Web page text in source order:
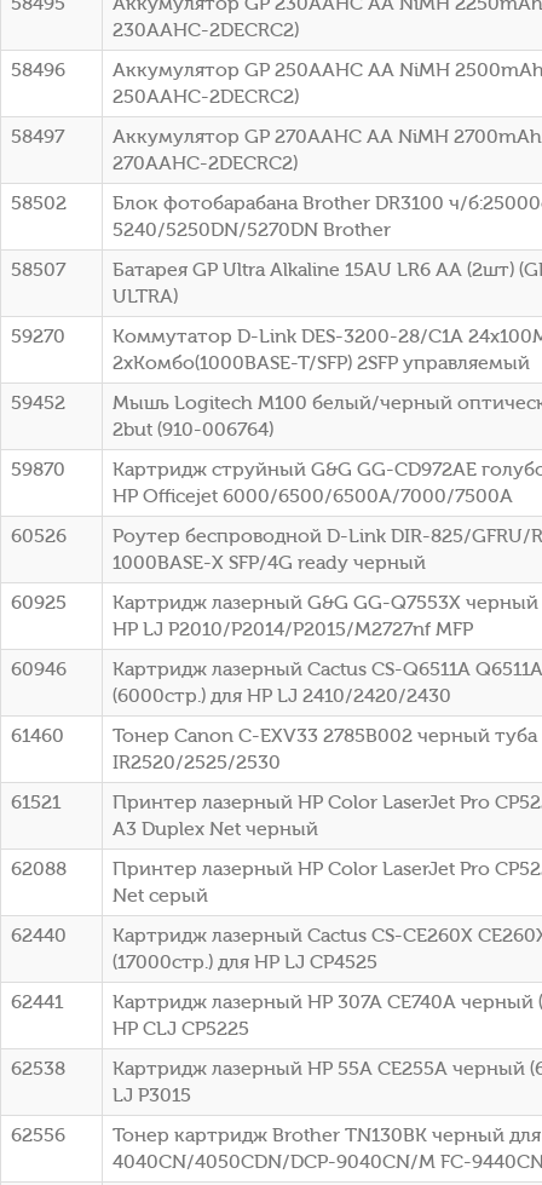
230AAHC-2DECRC2)
58496
Аккумулятор GP 250AAHC AA NiMH
250AAHC-2DECRC2)
58497
Аккумулятор GP 270AAHC AA NiMH
270AAHC-2DECRC2)
58502
Блок фотобарабана Brother DR3100 ч/
5240/5250DN/5270DN Brother
58507
Батарея GP Ultra Alkaline 15AU LR6 AA (2шт)
ULTRA)
59270
Коммутатор D-Link DES-3200-28/C1A
2xКомбо(1000BASE-T/SFP) 2SFP управляемый
59452
Мышь Logitech M100 белый/черный
2but (910-006764)
59870
Картридж струйный G&G GG-CD972AE
HP Officejet 6000/6500/6500A/7000/7500A
60526
Роутер беспроводной D-Link DIR-825/GFRU/
1000BASE-X SFP/4G ready черный
60925
Картридж лазерный G&G GG-Q7553X черный
HP LJ P2010/P2014/P2015/M2727nf MFP
60946
Картридж лазерный Cactus CS-Q6511A
(6000стр.) для HP LJ 2410/2420/2430
61460
Тонер Canon C-EXV33 2785B002 черный
IR2520/2525/2530
61521
Принтер лазерный HP Color LaserJet Pro
A3 Duplex Net черный
62088
Принтер лазерный HP Color LaserJet Pro
Net серый
62440
Картридж лазерный Cactus CS-CE260X
(17000стр.) для HP LJ CP4525
62441
Картридж лазерный HP 307A CE740A черный
HP CLJ CP5225
62538
Картридж лазерный HP 55A CE255A черный
LJ P3015
62556
Тонер картридж Brother TN130BK черный
4040CN/4050CDN/DCP-9040CN/M FC-